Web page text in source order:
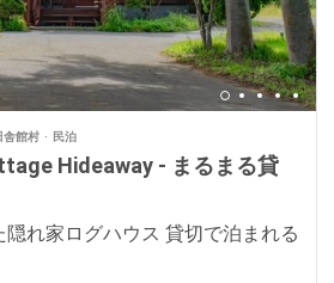
舎館村 民泊
Hideaway - まるまる貸
隠れ家ログハウス 貸切で泊まれる